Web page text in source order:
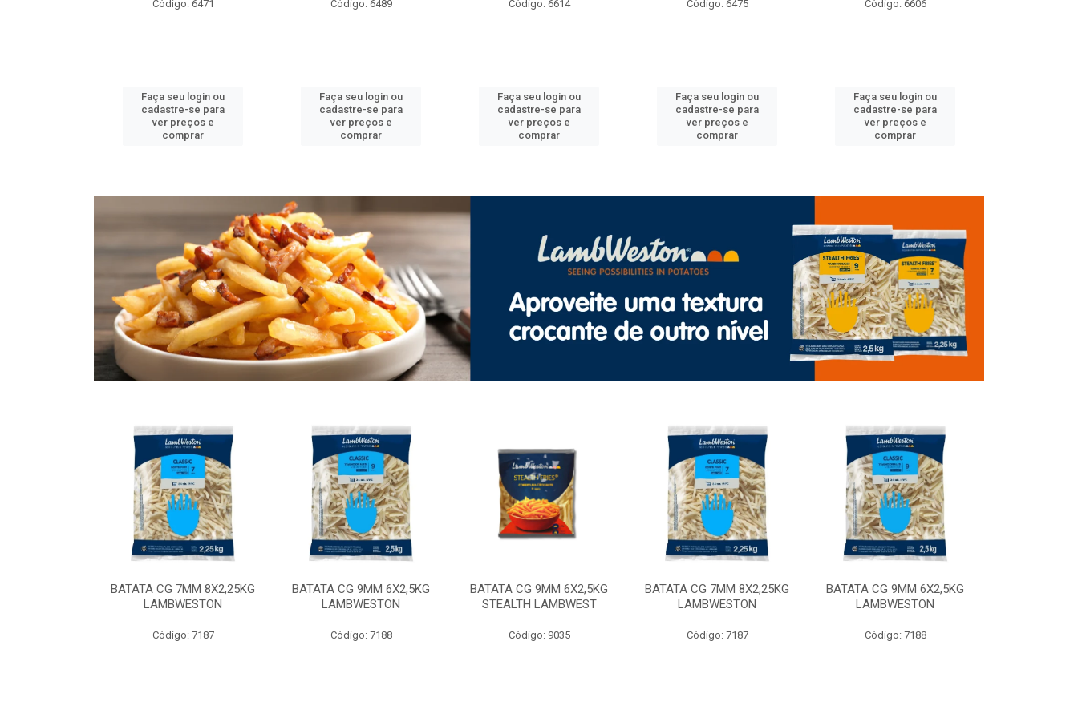
Código: 6489
Faça seu login ou
cadastre-se para
ver preços e
comprar
Código: 6614
Faça seu login ou
cadastre-se para
ver preços e
comprar
Código: 6475
Faça seu login ou
cadastre-se para
ver preços e
comprar
Código: 6606
Faça seu login ou
cadastre-se para
ver preços e
comprar
Código: 6491
Faça seu login ou
cadastre-se para
ver preços e
comprar
BATATA CG 7MM 8X2,25KG
LAMBWESTON
Código: 7187
BATATA CG 9MM 6X2,5KG
LAMBWESTON
Código: 7188
BATATA CG 9MM 6X2,5KG
STEALTH LAMBWEST
Código: 9035
BATATA CG 7MM 8X2,25KG
LAMBWESTON
Código: 7187
BATATA CG 9MM 6X2,5KG
LAMBWESTON
Código: 7188